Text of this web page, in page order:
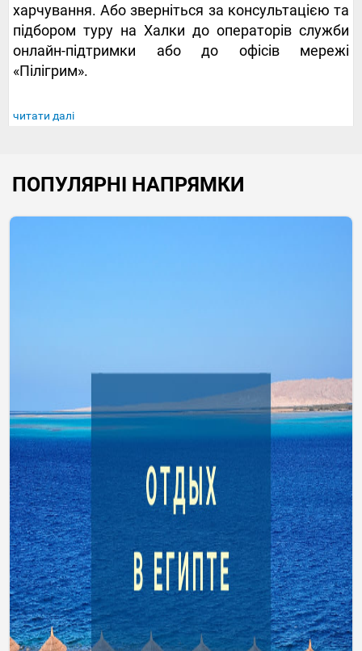
харчування. Або зверніться за консультацією та
підбором туру на Халки до операторів служби
онлайн-підтримки або до офісів мережі
«Пілігрим».
читати далі
ПОПУЛЯРНІ НАПРЯМКИ